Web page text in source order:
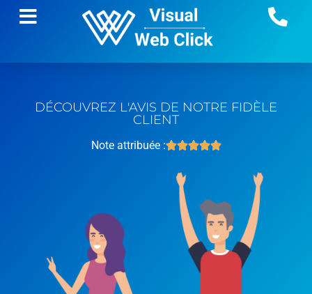
DÉCOUVREZ L'AVIS DE NOTRE FIDÈLE
CLIENT
Note attribuée :